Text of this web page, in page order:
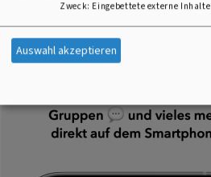
Zweck: Eingebettete externe Inhalte
Auswahl akzeptieren